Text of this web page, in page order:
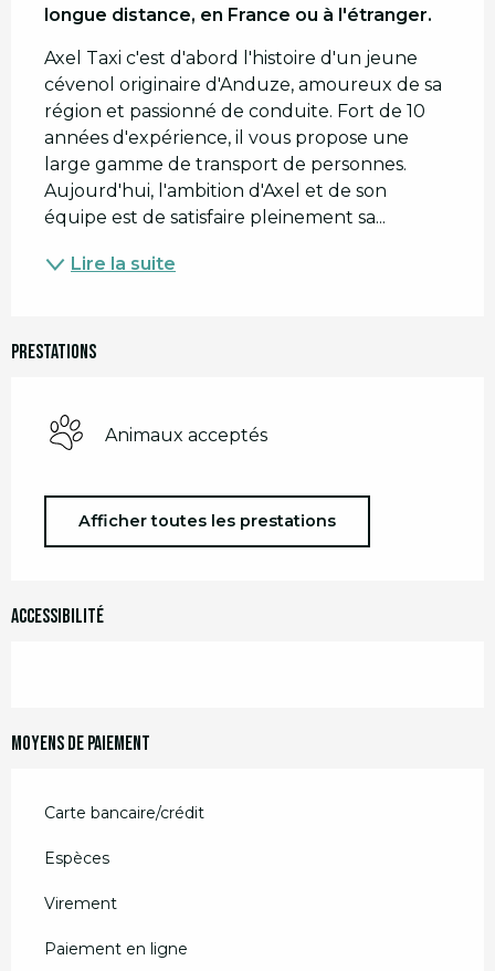
longue distance, en France ou à l'étranger.
Axel Taxi c'est d'abord l'histoire d'un jeune
cévenol originaire d'Anduze, amoureux de sa
région et passionné de conduite. Fort de 10
années d'expérience, il vous propose une
large gamme de transport de personnes.
Aujourd'hui, l'ambition d'Axel et de son
équipe est de satisfaire pleinement sa...
Lire la suite
Prestations
Animaux acceptés
Afficher toutes les prestations
Accessibilité
Moyens de paiement
Carte bancaire/crédit
Espèces
Virement
Paiement en ligne